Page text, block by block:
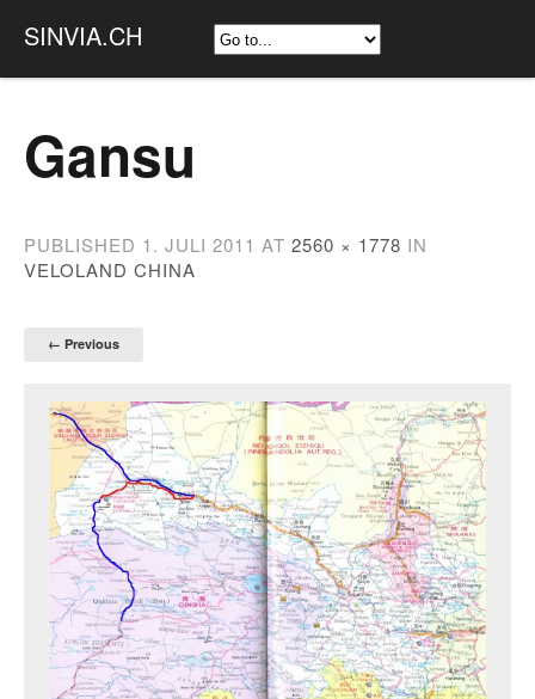
SINVIA.CH
Gansu
PUBLISHED 1. JULI 2011 AT 2560 × 1778 IN
VELOLAND CHINA
← Previous